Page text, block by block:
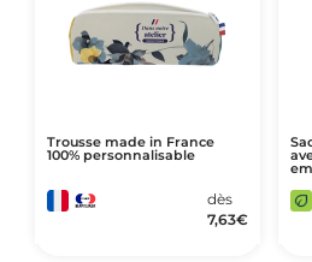
Trousse made in France
100% personnalisable
dès
7,63€